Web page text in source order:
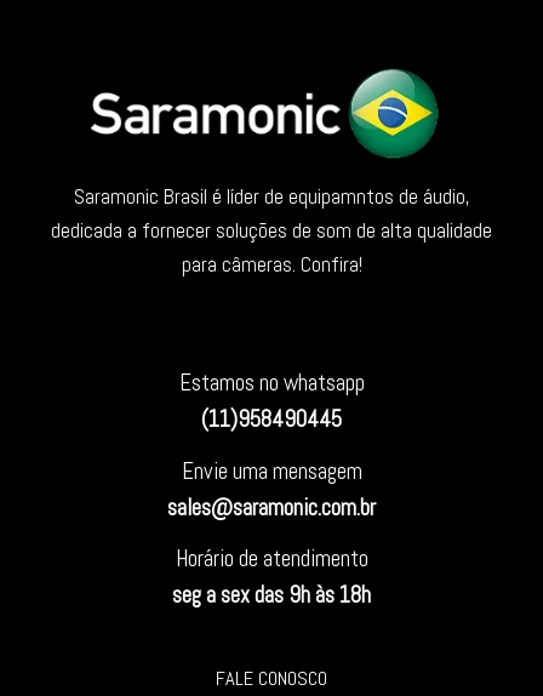
Saramonic Brasil é líder de equipamntos de áudio,
dedicada a fornecer soluções de som de alta qualidade
para câmeras. Confira!
Estamos no whatsapp
(11)958490445
Envie uma mensagem
sales@saramonic.com.br
Horário de atendimento
seg a sex das 9h às 18h
FALE CONOSCO